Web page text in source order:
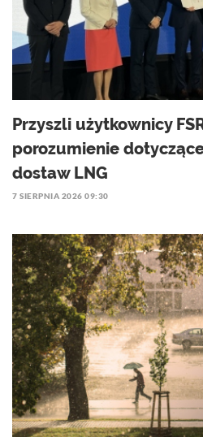
Przyszli użytkownicy
porozumienie
dostaw LNG
7 SIERPNIA 2026 09:30